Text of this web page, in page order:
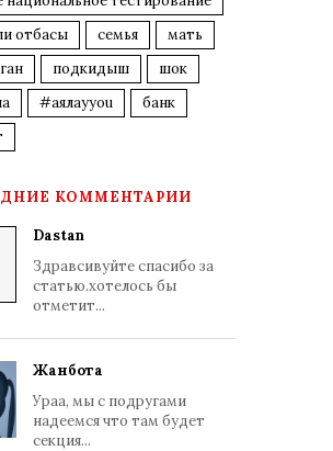
отбасы
семья
мать
подкидыш
шок
#аялауyou
банк
КОММЕНТАРИИ
Dastan
Здравсивуйте спасибо за
статью.хотелось бы
отметит...
Жанбота
Ураа, мы с подругами
надеемся что там будет
секция...